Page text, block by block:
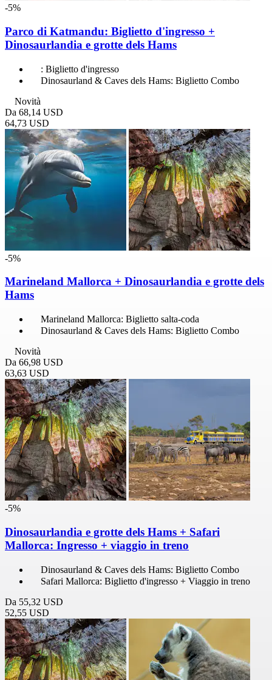
-5%
Parco di Katmandu: Biglietto d'ingresso +
Dinosaurlandia e grotte dels Hams
: Biglietto d'ingresso
Dinosaurland & Caves dels Hams: Biglietto Combo
Novità
Da 68,14 USD
64,73 USD
-5%
Marineland Mallorca + Dinosaurlandia e grotte dels
Hams
Marineland Mallorca: Biglietto salta-coda
Dinosaurland & Caves dels Hams: Biglietto Combo
Novità
Da 66,98 USD
63,63 USD
-5%
Dinosaurlandia e grotte dels Hams + Safari
Mallorca: Ingresso + viaggio in treno
Dinosaurland & Caves dels Hams: Biglietto Combo
Safari Mallorca: Biglietto d'ingresso + Viaggio in treno
Da 55,32 USD
52,55 USD